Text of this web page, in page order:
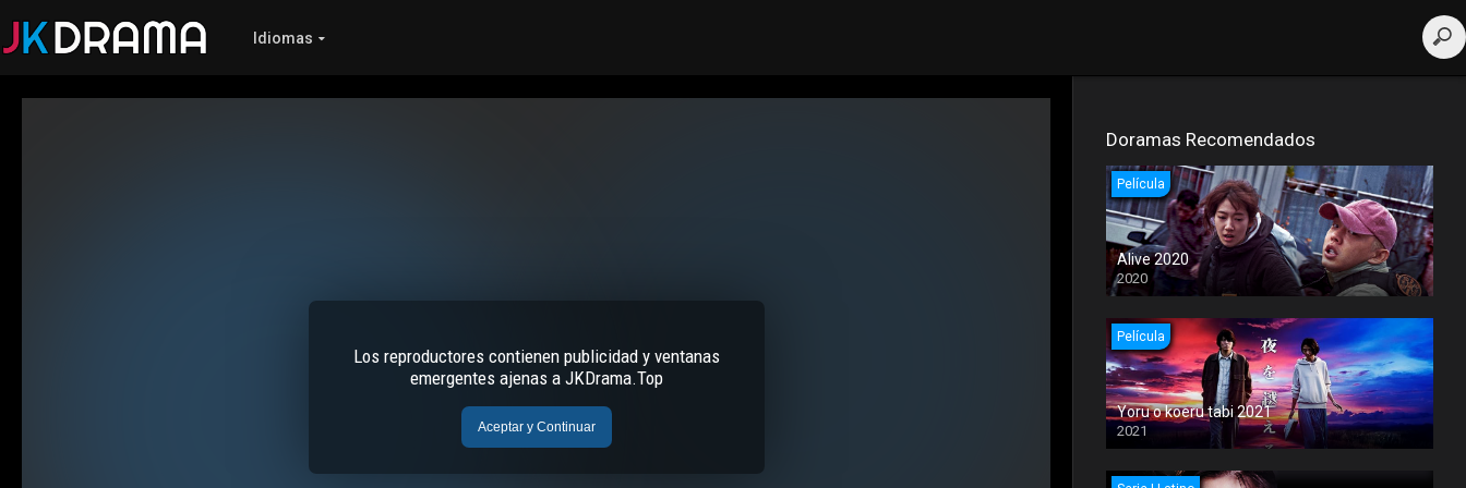
Idiomas
Doramas Recomendados
Película
Alive 2020
2020
Película
Yoru o koeru tabi 2021
2021